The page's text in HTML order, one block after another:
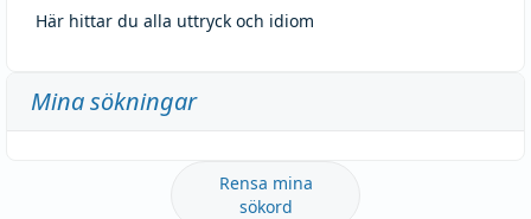
Här hittar du alla uttryck och idiom
Mina sökningar
Rensa mina
sökord